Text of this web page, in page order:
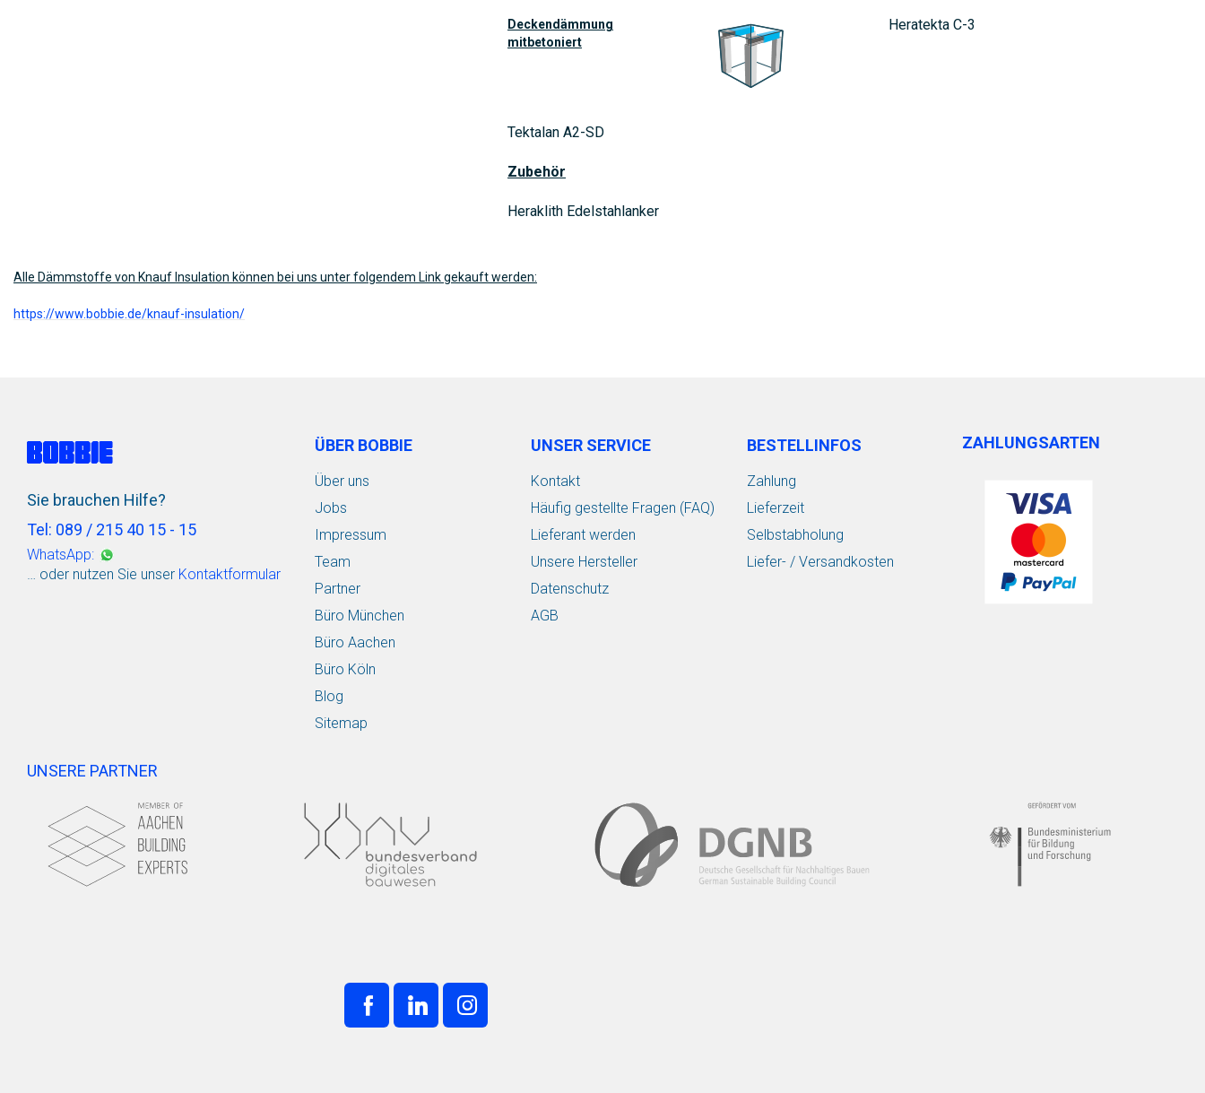
Deckendämmung
mitbetoniert
Heratekta C-3
Tektalan A2-SD
Zubehör
Heraklith Edelstahlanker
Alle Dämmstoffe von Knauf Insulation können bei uns unter folgendem Link gekauft werden:
https://www.bobbie.de/knauf-insulation/
Sie brauchen Hilfe?
Tel: 089 / 215 40 15 - 15
WhatsApp:
… oder nutzen Sie unser Kontaktformular
ÜBER BOBBIE
Über uns
Jobs
Impressum
Team
Partner
Büro München
Büro Aachen
Büro Köln
Blog
Sitemap
UNSER SERVICE
Kontakt
Häufig gestellte Fragen (FAQ)
Lieferant werden
Unsere Hersteller
Datenschutz
AGB
BESTELLINFOS
Zahlung
Lieferzeit
Selbstabholung
Liefer- / Versandkosten
ZAHLUNGSARTEN
UNSERE PARTNER